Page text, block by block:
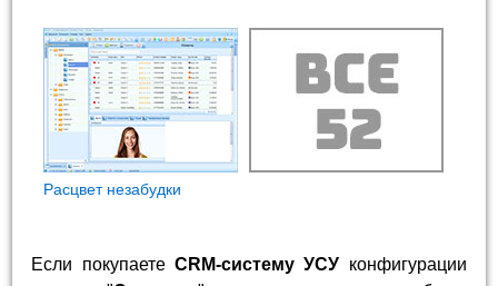
Расцвет незабудки
Если покупаете CRM-систему УСУ конфигурации